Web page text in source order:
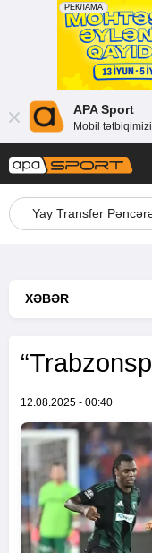
APA Sport
Mobil
Yay Transfer
XƏBƏR
12.08.2025 - 00:40